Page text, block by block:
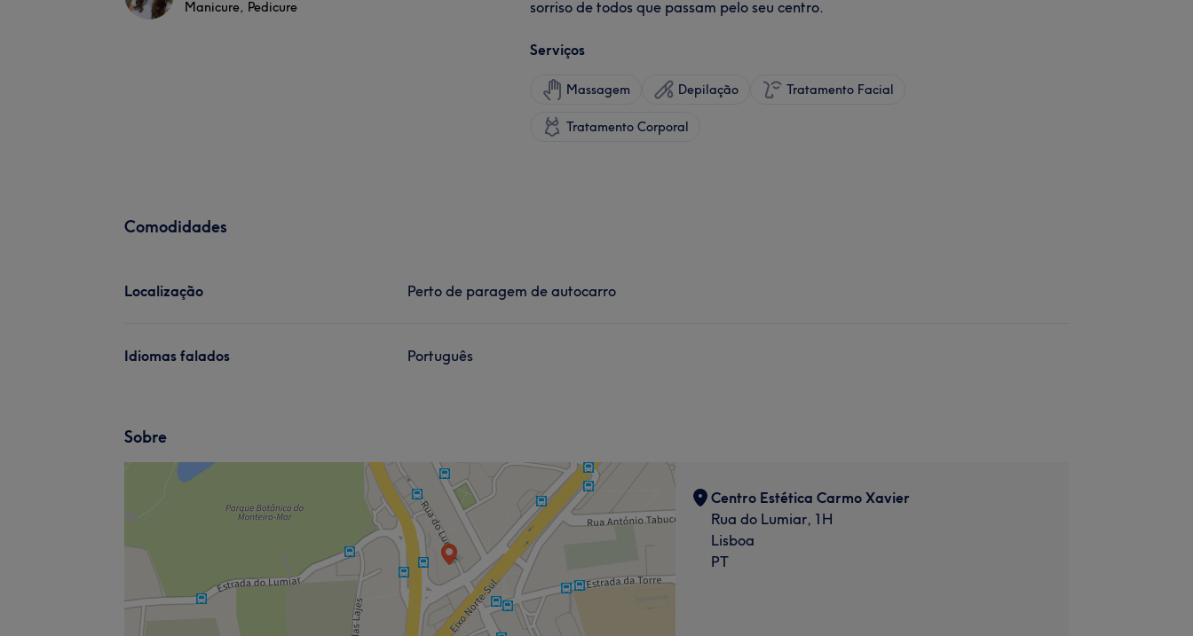
Manicure, Pedicure
sorriso de todos que passam pelo seu centro.
Serviços
Massagem Depilação Tratamento Facial
Tratamento Corporal
Comodidades
Localização Perto de paragem de autocarro
Idiomas falados Português
Sobre
Centro Estética Carmo Xavier
Rua do Lumiar, 1H
Lisboa
PT